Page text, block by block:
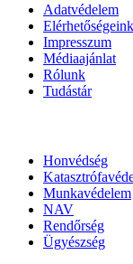
Adatvédelem
Elérhetőségeink
Impresszum
Médiaajánlat
Rólunk
Tudástár
Honvédség
Munkavédelem
NAV
Rendőrség
Ügyészség